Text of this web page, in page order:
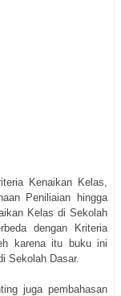
Kenaikan Kelas,
Peniliaian hingga
Kelas di Sekolah
dengan Kriteria
karena itu buku ini
Sekolah Dasar.
juga pembahasan